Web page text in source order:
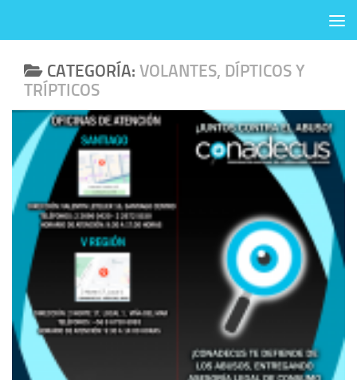
CATEGORÍA: VOLANTES, DÍPTICOS Y
TRÍPTICOS